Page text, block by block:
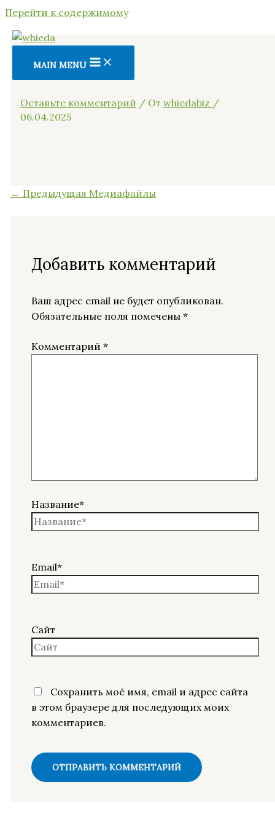
Перейти к содержимому
MAIN MENU
очки б9
Оставьте комментарий / От whiedabiz /
06.04.2025
← Предыдущая Медиафайлы
Добавить комментарий
Ваш адрес email не будет опубликован.
Обязательные поля помечены *
Комментарий *
Название*
Email*
Сайт
Сохранить моё имя, email и адрес сайта
в этом браузере для последующих моих
комментариев.